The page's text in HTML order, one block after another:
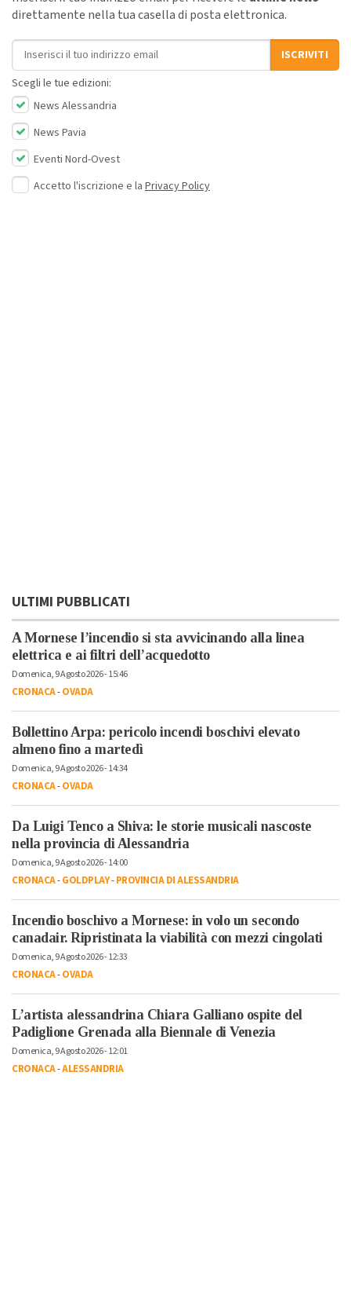
direttamente nella tua casella di posta elettronica.
Indirizzo email
ISCRIVITI
Scegli le tue edizioni:
News Alessandria
News Pavia
Eventi Nord-Ovest
Accetto l'iscrizione e la Privacy Policy
ULTIMI PUBBLICATI
A Mornese l’incendio si sta avvicinando alla linea
elettrica e ai filtri dell’acquedotto
Domenica, 9 Agosto 2026 - 15:46
CRONACA-OVADA
Bollettino Arpa: pericolo incendi boschivi elevato
almeno fino a martedì
Domenica, 9 Agosto 2026 - 14:34
CRONACA-OVADA
Da Luigi Tenco a Shiva: le storie musicali nascoste
nella provincia di Alessandria
Domenica, 9 Agosto 2026 - 14:00
CRONACA-GOLDPLAY-PROVINCIA DI ALESSANDRIA
Incendio boschivo a Mornese: in volo un secondo
canadair. Ripristinata la viabilità con mezzi cingolati
Domenica, 9 Agosto 2026 - 12:33
CRONACA-OVADA
L’artista alessandrina Chiara Galliano ospite del
Padiglione Grenada alla Biennale di Venezia
Domenica, 9 Agosto 2026 - 12:01
CRONACA-ALESSANDRIA